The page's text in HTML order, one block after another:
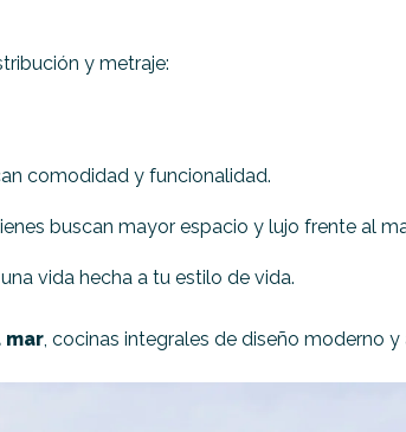
y metraje:
comodidad y funcionalidad.
buscan mayor espacio y lujo frente al
vida hecha a tu estilo de vida.
mar, cocinas integrales de diseño moderno